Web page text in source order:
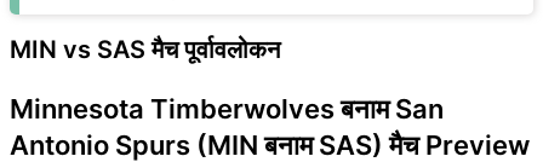
MIN vs SAS मैच पूर्वावलोकन
Minnesota Timberwolves बनाम San
Antonio Spurs (MIN बनाम SAS) मैच Preview